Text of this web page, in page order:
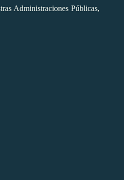
Administraciones Públicas,